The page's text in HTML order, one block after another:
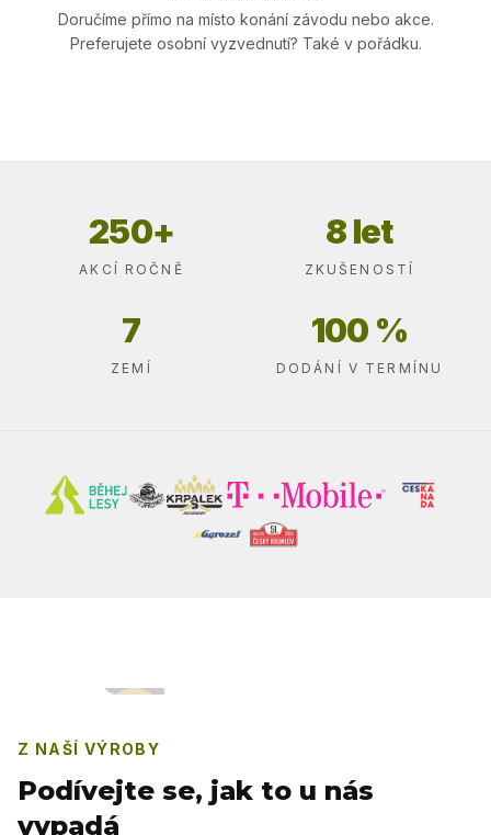
Doručíme přímo na místo konání závodu nebo akce.
Preferujete osobní vyzvednutí? Také v pořádku.
250+
AKCÍ ROČNĚ
8 let
ZKUŠENOSTÍ
7
ZEMÍ
100 %
DODÁNÍ V TERMÍNU
Z NAŠÍ VÝROBY
Podívejte se, jak to u nás
vypadá